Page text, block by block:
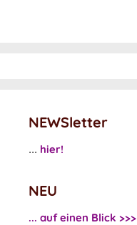
NEWSletter
... hier!
NEU
... auf einen Blick >>>